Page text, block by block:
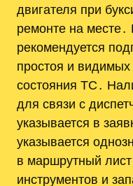
двигателя при
ремонте на
рекомендуется
простоя и
состояния ТС․
для связи с
указывается в
указывается
в маршрутный
инструментов и